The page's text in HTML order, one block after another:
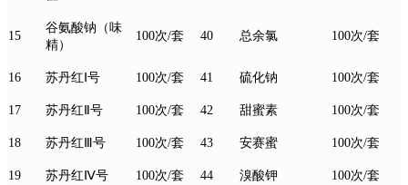
15
谷氨酸钠（味
精）
100次/套 40 总余氯 100次/套
16 苏丹红Ⅰ号 100次/套 41 硫化钠 100次/套
17 苏丹红Ⅱ号 100次/套 42 甜蜜素 100次/套
18 苏丹红Ⅲ号 100次/套 43 安赛蜜 100次/套
19 苏丹红Ⅳ号 100次/套 44 溴酸钾 100次/套